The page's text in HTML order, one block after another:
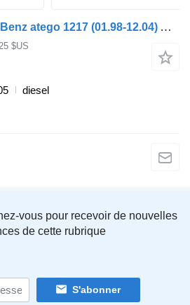
Clignotant Mercedes-Benz atego 1217 (01.98-12.04) A9738800005 pour tracteur routier Mercedes-Benz Atego, Atego 2, Atego 3 (1996-)
$US
diesel
vous pour recevoir de nouvelles
de cette rubrique
S'abonner